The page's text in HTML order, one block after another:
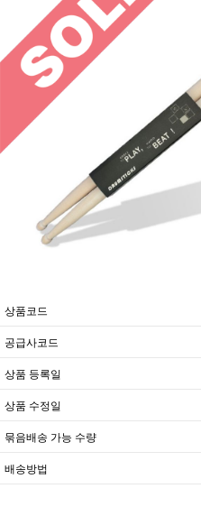
상품코드
공급사코드
상품 등록일
상품 수정일
묶음배송 가능 수량
배송방법